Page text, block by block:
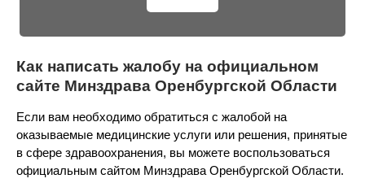
Как написать жалобу на официальном
сайте Минздрава Оренбургской Области
Если вам необходимо обратиться с жалобой на
оказываемые медицинские услуги или решения, принятые
в сфере здравоохранения, вы можете воспользоваться
официальным сайтом Минздрава Оренбургской Области.